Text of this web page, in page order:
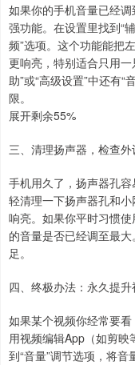
如果你的手机音量已经
强功能。在设置里找到“
频”选项。这个功能能把
更响亮，特别适合只用
助”或“高级设置”中还有
限。
展开剩余55%
三、清理扬声器，检查外
手机用久了，扬声器孔
轻清理一下扬声器孔和
响亮。如果你平时习惯
的音量是否已经调至最
足。
四、终极办法：永久提
如果某个视频你经常要
用视频编辑App（如剪
到“音量”调节选项，将